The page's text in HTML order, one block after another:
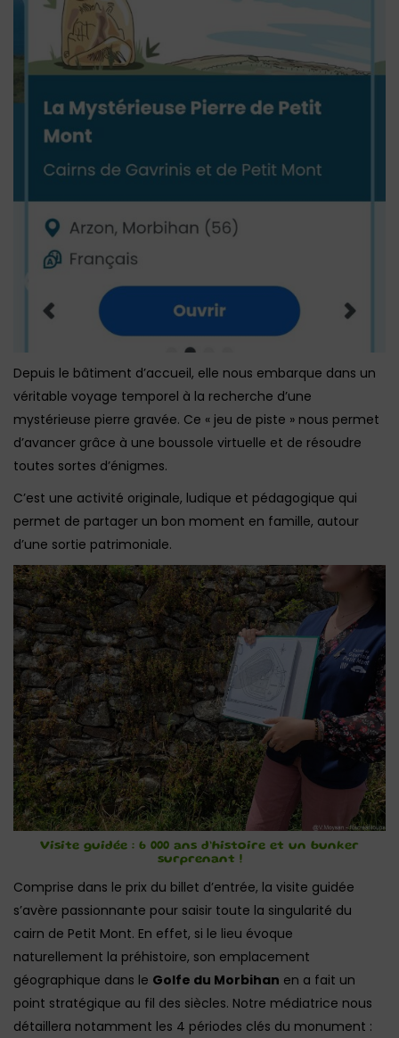
Depuis le bâtiment d’accueil, elle nous embarque dans un
véritable voyage temporel à la recherche d’une
mystérieuse pierre gravée. Ce « jeu de piste » nous permet
d’avancer grâce à une boussole virtuelle et de résoudre
toutes sortes d’énigmes.
C’est une activité originale, ludique et pédagogique qui
permet de partager un bon moment en famille, autour
d’une sortie patrimoniale.
Visite guidée : 6 000 ans d’histoire et un bunker
surprenant !
Comprise dans le prix du billet d’entrée, la visite guidée
s’avère passionnante pour saisir toute la singularité du
cairn de Petit Mont. En effet, si le lieu évoque
naturellement la préhistoire, son emplacement
géographique dans le Golfe du Morbihan en a fait un
point stratégique au fil des siècles. Notre médiatrice nous
détaillera notamment les 4 périodes clés du monument :